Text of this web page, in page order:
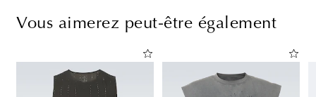
Vous aimerez peut-être également